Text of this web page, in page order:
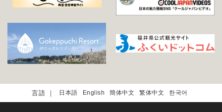
日本語 English 簡体中文 繁体中文 한국어